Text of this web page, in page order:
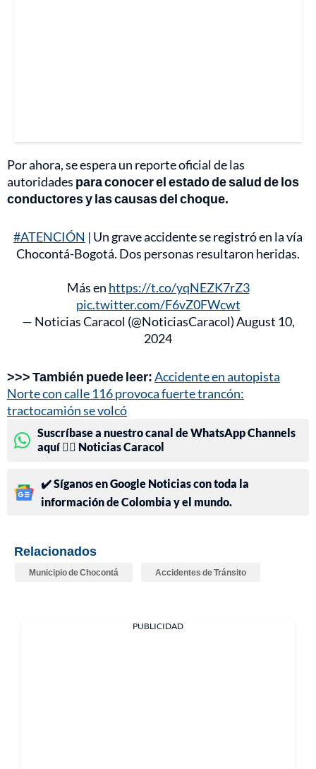
Por ahora, se espera un reporte oficial de las
autoridades para conocer el estado de salud de los
conductores y las causas del choque.
#ATENCIÓN | Un grave accidente se registró en la vía
Chocontá-Bogotá. Dos personas resultaron heridas.
Más en https://t.co/yqNEZK7rZ3
pic.twitter.com/F6vZ0FWcwt
— Noticias Caracol (@NoticiasCaracol)August 10,
2024
>>> También puede leer:Accidente en autopista
Norte con calle 116 provoca fuerte trancón:
tractocamión se volcó
Suscríbase a nuestro canal de WhatsApp Channels
aquí 👉🏻 Noticias Caracol
✔️ Síganos en Google Noticias con toda la
información de Colombia y el mundo.
Relacionados
Municipio de Chocontá Accidentes de Tránsito
PUBLICIDAD